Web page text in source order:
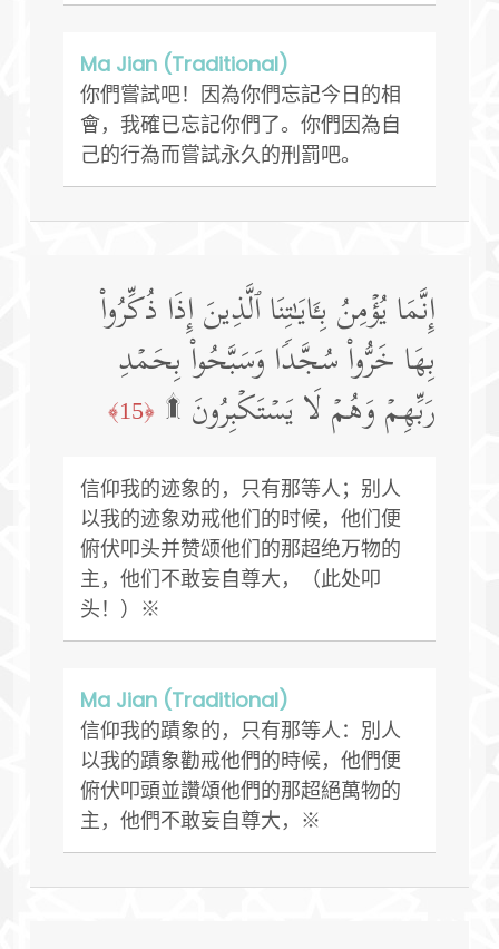
Ma Jian (Traditional)
你們嘗試吧！因為你們忘記今日的相
會，我確已忘記你們了。你們因為自
己的行為而嘗試永久的刑罰吧。
إِنَّمَا یُؤۡمِنُ بِـَٔایَـٰتِنَا ٱلَّذِینَ إِذَا ذُكِّرُوا۟
بِهَا خَرُّوا۟ سُجَّدࣰا وَسَبَّحُوا۟ بِحَمۡدِ
رَبِّهِمۡ وَهُمۡ لَا یَسۡتَكۡبِرُونَ ۩ ﴿15﴾
信仰我的迹象的，只有那等人；别人
以我的迹象劝戒他们的时候，他们便
俯伏叩头并赞颂他们的那超绝万物的
主，他们不敢妄自尊大，（此处叩
头！）※
Ma Jian (Traditional)
信仰我的蹟象的，只有那等人：別人
以我的蹟象勸戒他們的時候，他們便
俯伏叩頭並讚頌他們的那超絕萬物的
主，他們不敢妄自尊大，※